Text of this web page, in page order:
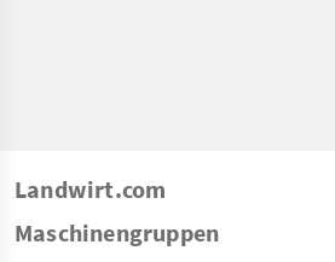
Landwirt.com
Maschinengruppen